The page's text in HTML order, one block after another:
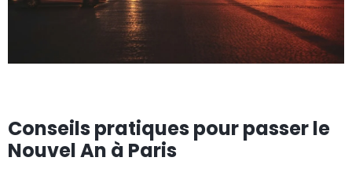
Conseils pratiques pour passer le
Nouvel An à Paris